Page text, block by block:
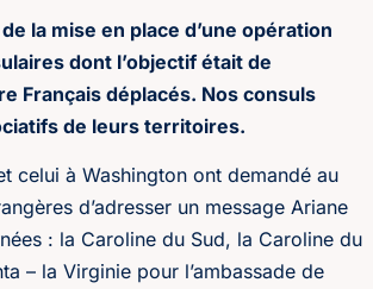
la mise en place d’une opération
dont l’objectif était de
Français déplacés. Nos consuls
de leurs territoires.
celui à Washington ont demandé au
d’adresser un message Ariane
: la Caroline du Sud, la Caroline du
– la Virginie pour l’ambassade de